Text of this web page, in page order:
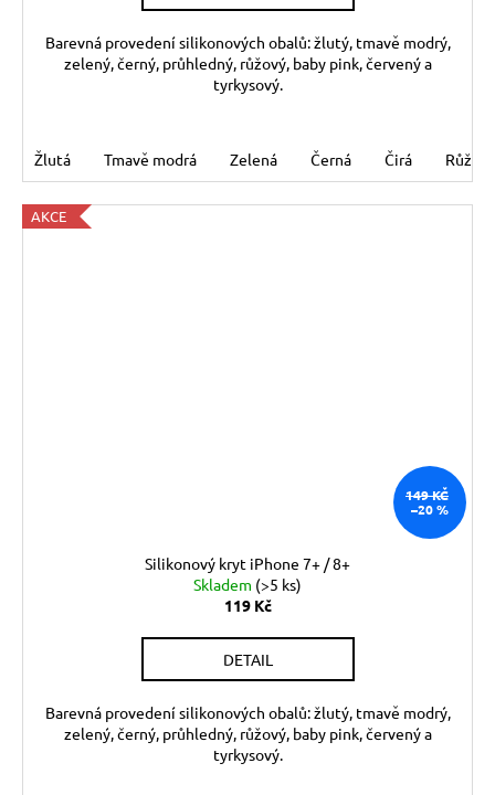
Barevná provedení silikonových obalů: žlutý, tmavě modrý,
zelený, černý, průhledný, růžový, baby pink, červený a
tyrkysový.
Žlutá Tmavě modrá Zelená Černá Čirá Růžová
AKCE
149 KČ
–20 %
Silikonový kryt iPhone 7+ / 8+
Skladem (>5 ks)
119 Kč
DETAIL
Barevná provedení silikonových obalů: žlutý, tmavě modrý,
zelený, černý, průhledný, růžový, baby pink, červený a
tyrkysový.